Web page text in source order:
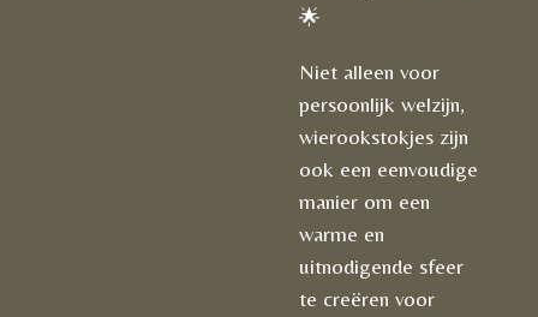
🌟
Niet alleen voor
persoonlijk welzijn,
wierookstokjes zijn
ook een eenvoudige
manier om een
warme en
uitnodigende sfeer
te creëren voor